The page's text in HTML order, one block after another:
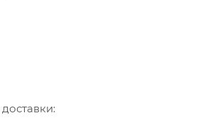
форму по инструкции.